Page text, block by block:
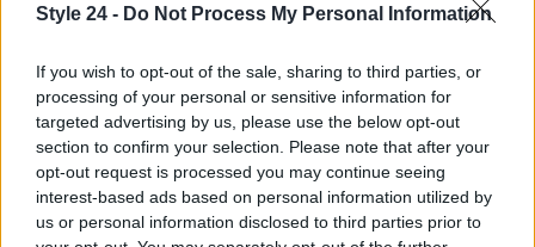
Style 24 - Do Not Process My Personal Information
If you wish to opt-out of the sale, sharing to third parties, or
processing of your personal or sensitive information for
targeted advertising by us, please use the below opt-out
section to confirm your selection. Please note that after your
opt-out request is processed you may continue seeing
interest-based ads based on personal information utilized by
us or personal information disclosed to third parties prior to
RaiPlay, e si preannuncia un evento da non
entrare nella storia, e ogni punto sarà
determinante.
AUTORE
Staff